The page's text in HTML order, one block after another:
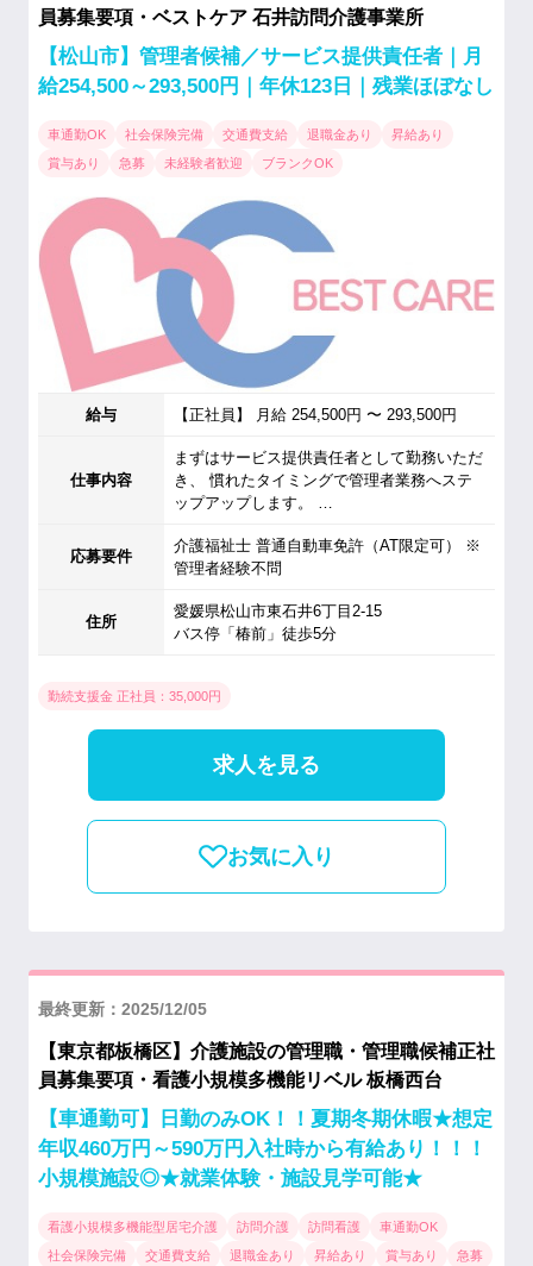
員募集要項・ベストケア 石井訪問介護事業所
【松山市】管理者候補／サービス提供責任者｜月
給254,500～293,500円｜年休123日｜残業ほぼなし
車通勤OK 社会保険完備 交通費支給 退職金あり
昇給あり
賞与あり
急募 未経験者歓迎 ブランクOK
給与 【正社員】 月給 254,500円 〜 293,500円
仕事内容
まずはサービス提供責任者として勤務いただ
き、 慣れたタイミングで管理者業務へステ
ップアップします。 …
応募要件
介護福祉士 普通自動車免許（AT限定可） ※
管理者経験不問
住所
愛媛県松山市東石井6丁目2-15
バス停「椿前」徒歩5分
勤続支援金 正社員：35,000円
求人を見る
お気に入り
最終更新：2025/12/05
【東京都板橋区】介護施設の管理職・管理職候補正社
員募集要項・看護小規模多機能リベル 板橋西台
【車通勤可】日勤のみOK！！夏期冬期休暇★想定
年収460万円～590万円入社時から有給あり！！！
小規模施設◎★就業体験・施設見学可能★
看護小規模多機能型居宅介護 訪問介護 訪問看護
車通勤OK
社会保険完備
交通費支給 退職金あり 昇給あり 賞与あり 急募